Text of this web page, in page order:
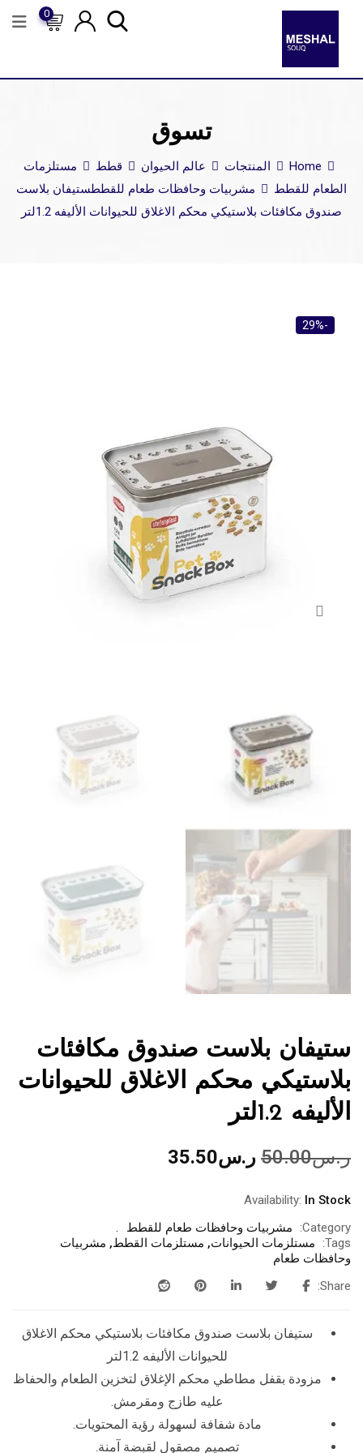
0
تسوق
Home المنتجات عالم الحيوان قطط
مستلزمات
الطعام للقطط
مشربيات وحافظات طعام للقططستيفان بلاست
صندوق مكافئات بلاستيكي محكم الاغلاق للحيوانات الأليفه 1.2لتر
-29%
ستيفان بلاست صندوق مكافئات
بلاستيكي محكم الاغلاق للحيوانات
الأليفه 1.2لتر
ر.س50.00 ر.س35.50
Availability: In Stock
Category:
مشربيات وحافظات طعام للقطط
Tags:
مستلزمات الحيوانات, مستلزمات القطط, مشربيات
وحافظات طعام
Share:
ستيفان بلاست صندوق مكافئات بلاستيكي محكم الاغلاق
للحيوانات الأليفه 1.2لتر
مزودة بقفل مطاطي محكم الإغلاق لتخزين الطعام والحفاظ
عليه طازج ومقرمش.
مادة شفافة لسهولة رؤية المحتويات.
تصميم مصقول لقبضة آمنة.